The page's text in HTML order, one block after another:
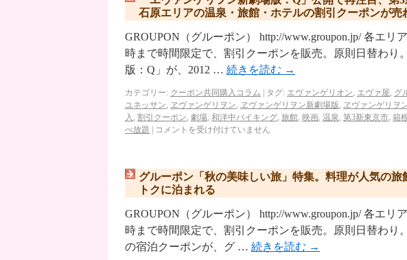
石原エリアの温泉・旅館・ホテルの割引クーポンが売
GROUPON（グルーポン） http://www.groupon.jp/ 各エリ
時まで時間限定で、割引クーポンを販売。原則日替わり
版：Q」が、2012 … 続きを読む →
カテゴリー: クーポン共同購入コラム タグ: エヴァンゲリオン, エヴァ屋, グ
ユネッサン, ヱヴァンゲリヲン, ヱヴァンゲリヲン新劇場版, ヱヴァンゲリヲ
入 , 割引クーポン, 劇場, 和洋中バイキング, 旅館, 映画, 温泉, 第3新東京市, 箱
べ放題
コメントを受け付けていません
グルーポン「秋の美味しい旅」特集。料理が人気の
トクに泊まれる
GROUPON（グルーポン） http://www.groupon.jp/ 各エリ
時まで時間限定で、割引クーポンを販売。原則日替わり
の宿泊クーポンが、グ … 続きを読む →